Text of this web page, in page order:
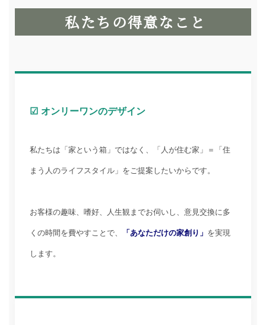
私たちの得意なこと
☑ オンリーワンのデザイン
私たちは「家という箱」ではなく、「人が住む家」＝「住
まう人のライフスタイル」をご提案したいからです。
お客様の趣味、嗜好、人生観までお伺いし、意見交換に多
くの時間を費やすことで、
「あなただけの家創り」 を実現
します。